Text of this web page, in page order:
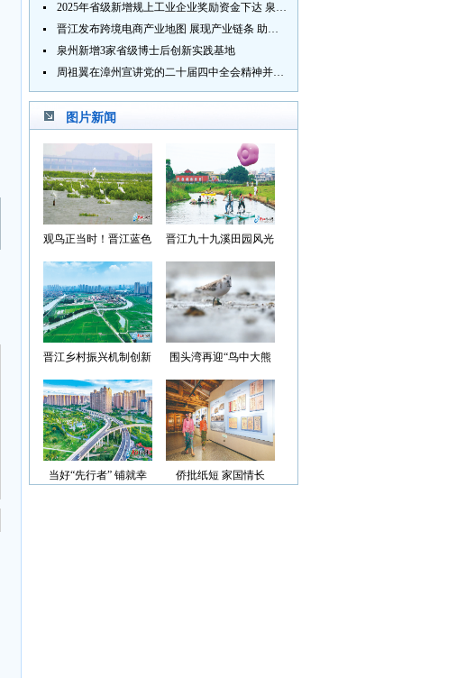
2025年省级新增规上工业企业奖励资金下达 泉州市获补资金居全省首位
晋江发布跨境电商产业地图 展现产业链条 助力“晋品出海”
泉州新增3家省级博士后创新实践基地
周祖翼在漳州宣讲党的二十届四中全会精神并调研
图片新闻
观鸟正当时！晋江蓝色
晋江九十九溪田园风光
光”首批认定名单
晋江乡村振兴机制创新
围头湾再迎“鸟中大熊
当好“先行者” 铺就幸
侨批纸短 家国情长